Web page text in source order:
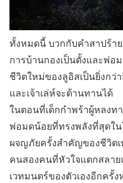
ทั้งหมดนี้ บวกกับคำสาปร้า
การบ้านกองเป็นตั้งและพ่
ชีวิตใหม่ของลูอิสเป็นยิ่งก
และเจ้าเล่ห์จะต้านทานได้
ในตอนที่เด็กกำพร้าผู้หลงท
พ่อมดน้อยที่ทรงพลังที่สุดใน
ผจญภัยครั้งสำคัญของชีวิตเ
คนสองคนที่หัวใจแตกสลา
เวทมนตร์ของตัวเองอีกครั้ง